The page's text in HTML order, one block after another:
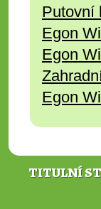
Putovní
Egon
Egon
Egon
TITULNÍ